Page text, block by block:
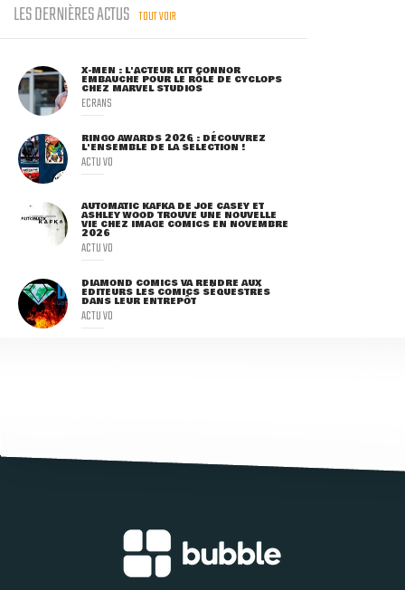
LES DERNIÈRES ACTUS TOUT VOIR
X-MEN : L'ACTEUR KIT CONNOR
EMBAUCHÉ POUR LE RÔLE DE CYCLOPS
CHEZ MARVEL STUDIOS
ECRANS
RINGO AWARDS 2026 : DÉCOUVREZ
L'ENSEMBLE DE LA SÉLECTION !
ACTU VO
AUTOMATIC KAFKA DE JOE CASEY ET
ASHLEY WOOD TROUVE UNE NOUVELLE
VIE CHEZ IMAGE COMICS EN NOVEMBRE
2026
ACTU VO
DIAMOND COMICS VA RENDRE AUX
ÉDITEURS LES COMICS SÉQUESTRÉS
DANS LEUR ENTREPÔT
ACTU VO